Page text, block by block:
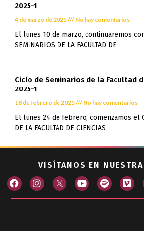
2025-1
4 de marzo de 2025 No hay comentarios
El lunes 10 de marzo, continuaremos
SEMINARIOS DE LA FACULTAD DE
Ciclo de Seminarios de la Facultad
2025-1
18 de febrero de 2025 No hay comentarios
El lunes 24 de febrero, comenzamos el
DE LA FACULTAD DE CIENCIAS
VISÍTANOS EN